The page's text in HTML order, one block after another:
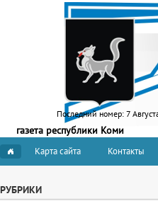
Последний номер: 7
газета республики Коми
Карта сайта Контакты
РУБРИКИ